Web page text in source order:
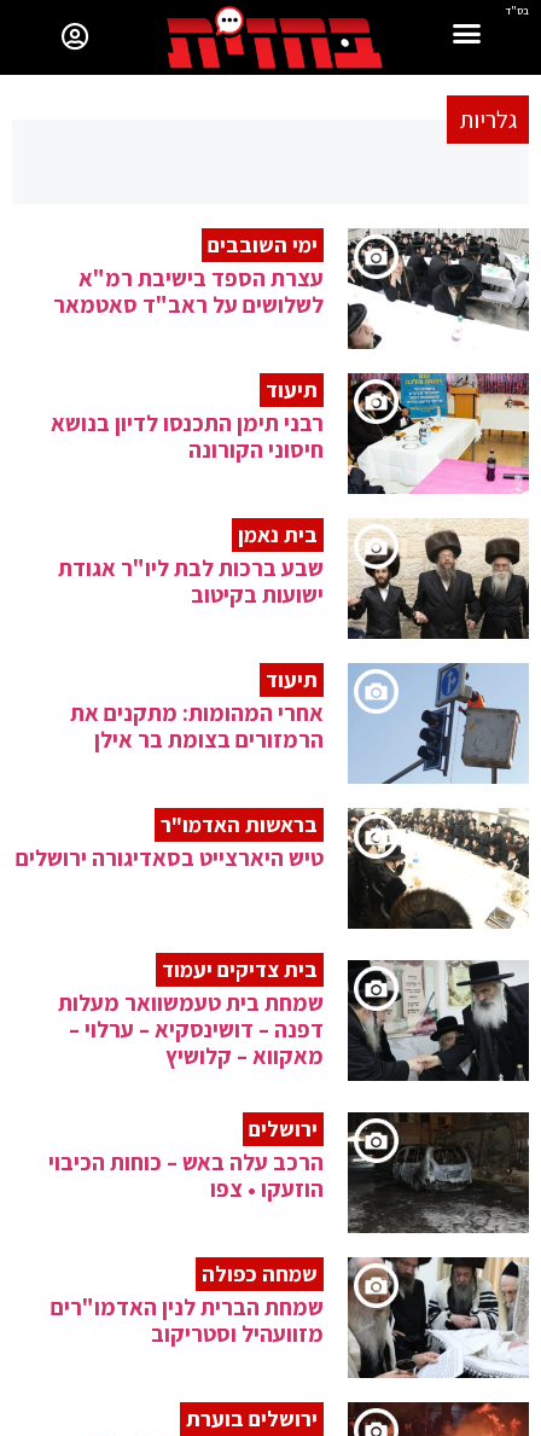
בס"ד
גלריות
ימי השובבים
עצרת הספד בישיבת רמ"א
לשלושים על ראב"ד סאטמאר
תיעוד
רבני תימן התכנסו לדיון בנושא
חיסוני הקורונה
בית נאמן
שבע ברכות לבת ליו"ר אגודת
ישועות בקיטוב
תיעוד
אחרי המהומות: מתקנים את
הרמזורים בצומת בר אילן
בראשות האדמו"ר
טיש היארצייט בסאדיגורה ירושלים
בית צדיקים יעמוד
שמחת בית טעמשוואר מעלות
דפנה – דושינסקיא – ערלוי –
מאקווא – קלושיץ
ירושלים
הרכב עלה באש – כוחות הכיבוי
הוזעקו • צפו
שמחה כפולה
שמחת הברית לנין האדמו"רים
מזוועהיל וסטריקוב
ירושלים בוערת